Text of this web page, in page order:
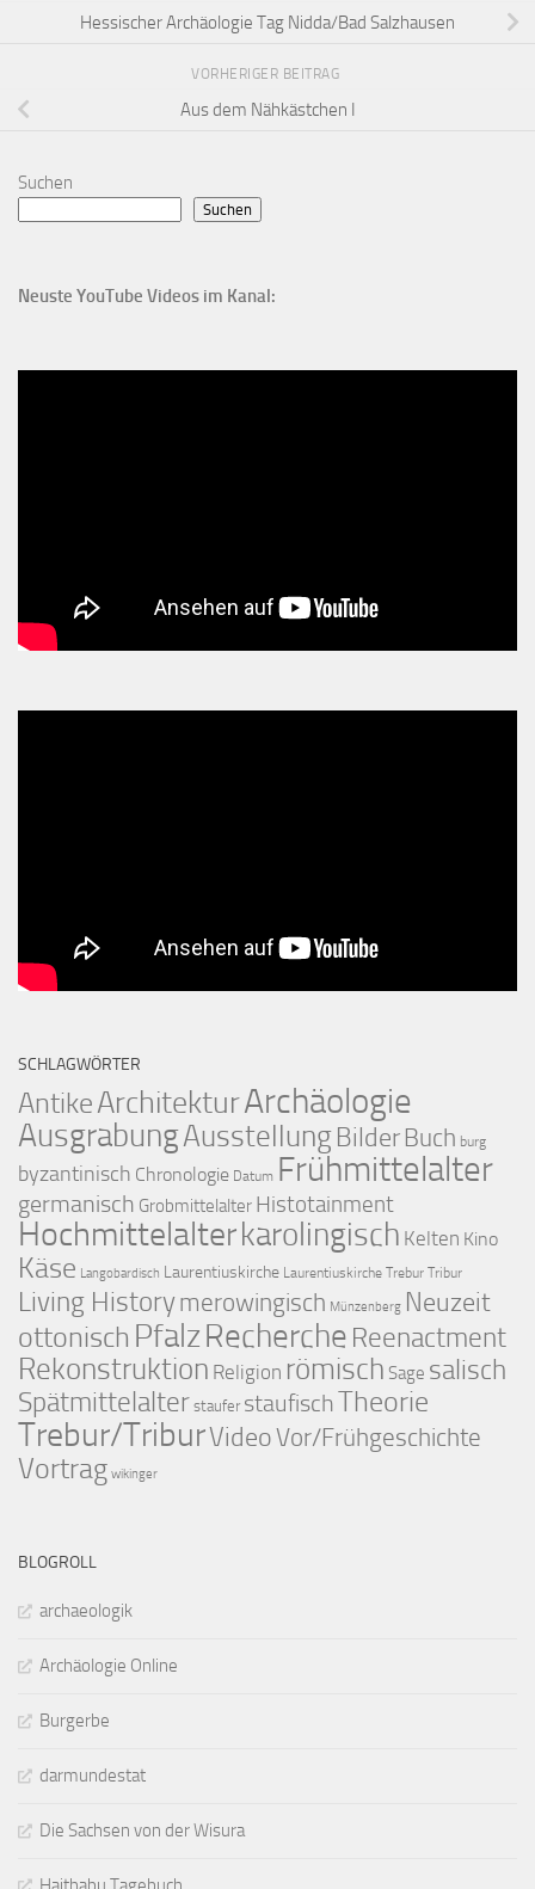
Hessischer Archäologie Tag Nidda/Bad Salzhausen
VORHERIGER BEITRAG
Aus dem Nähkästchen I
Suchen
Suchen
Neuste YouTube Videos im Kanal:
SCHLAGWÖRTER
AntikeArchitekturArchäologie
AusgrabungAusstellungBilder Buch burg
byzantinisch Chronologie Datum Frühmittelalter
germanisch Grobmittelalter Histotainment
Hochmittelalterkarolingisch Kelten Kino
Käse Langobardisch Laurentiuskirche Laurentiuskirche Trebur Tribur
Living Historymerowingisch Münzenberg Neuzeit
ottonisch PfalzRecherche Reenactment
Rekonstruktion Religion römisch Sage salisch
Spätmittelalter staufer staufischTheorie
Trebur/TriburVideoVor/Frühgeschichte
Vortrag wikinger
BLOGROLL
archaeologik
Archäologie Online
Burgerbe
darmundestat
Die Sachsen von der Wisura